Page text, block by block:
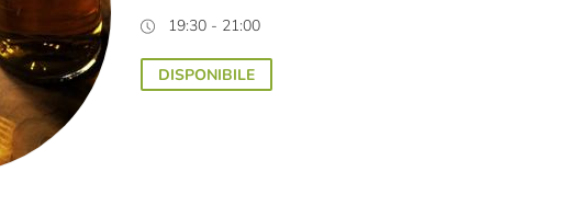
19:30 - 21:00
DISPONIBILE